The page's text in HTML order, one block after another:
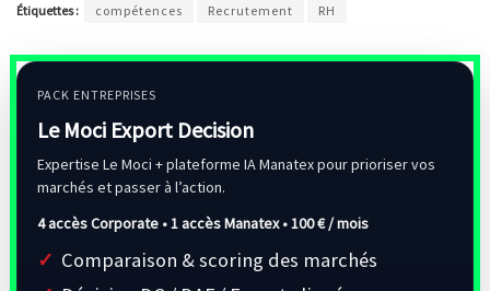
Étiquettes : compétences Recrutement RH
PACK ENTREPRISES
Le Moci Export Decision
Expertise Le Moci + plateforme IA Manatex pour prioriser vos
marchés et passer à l’action.
4 accès Corporate • 1 accès Manatex •100 € / mois
Comparaison & scoring des marchés